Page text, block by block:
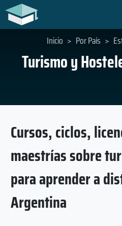
Turismo y
Inicio > Por País >
Cursos, ciclos,
maestrías sobre
para aprender a
Argentina